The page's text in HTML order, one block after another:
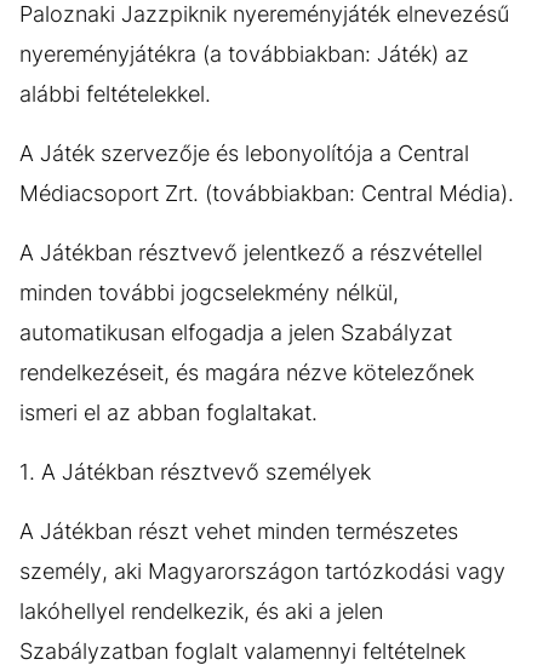
Paloznaki Jazzpiknik nyereményjáték elnevezésű
nyereményjátékra (a továbbiakban: Játék) az
alábbi feltételekkel.
A Játék szervezője és lebonyolítója a Central
Médiacsoport Zrt. (továbbiakban: Central Média).
A Játékban résztvevő jelentkező a részvétellel
minden további jogcselekmény nélkül,
automatikusan elfogadja a jelen Szabályzat
rendelkezéseit, és magára nézve kötelezőnek
ismeri el az abban foglaltakat.
1. A Játékban résztvevő személyek
A Játékban részt vehet minden természetes
személy, aki Magyarországon tartózkodási vagy
lakóhellyel rendelkezik, és aki a jelen
Szabályzatban foglalt valamennyi feltételnek